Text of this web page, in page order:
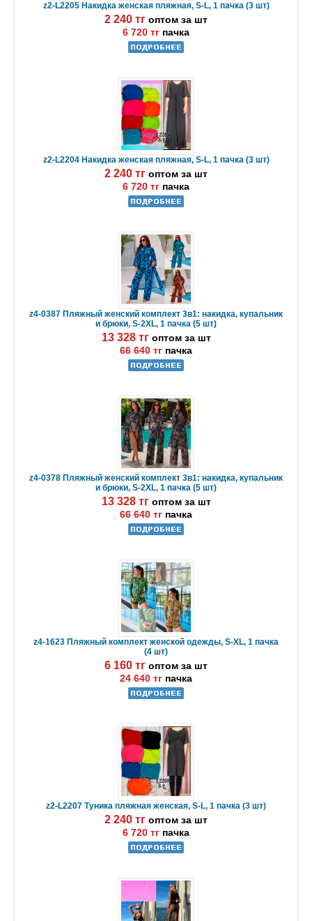
z2-L2205 Накидка женская пляжная, S-L, 1 пачка (3 шт)
2 240 тг оптом за шт
6 720 тг пачка
z2-L2204 Накидка женская пляжная, S-L, 1 пачка (3 шт)
2 240 тг оптом за шт
6 720 тг пачка
z4-0387 Пляжный женский комплект 3в1: накидка, купальник
и брюки, S-2XL, 1 пачка (5 шт)
13 328 тг оптом за шт
66 640 тг пачка
z4-0378 Пляжный женский комплект 3в1: накидка, купальник
и брюки, S-2XL, 1 пачка (5 шт)
13 328 тг оптом за шт
66 640 тг пачка
z4-1623 Пляжный комплект женской одежды, S-XL, 1 пачка
(4 шт)
6 160 тг оптом за шт
24 640 тг пачка
z2-L2207 Туника пляжная женская, S-L, 1 пачка (3 шт)
2 240 тг оптом за шт
6 720 тг пачка